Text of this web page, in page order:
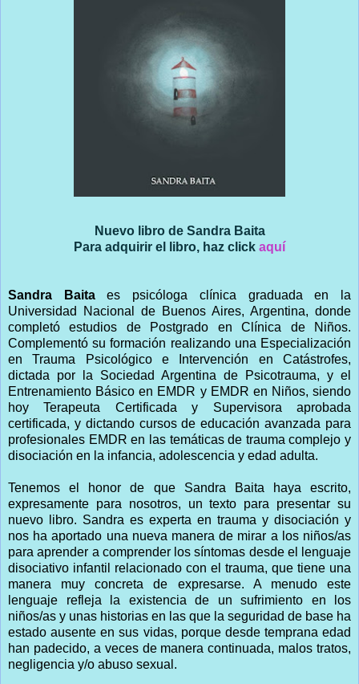
Nuevo libro de Sandra Baita
Para adquirir el libro, haz click aquí
Sandra Baitaes psicóloga clínica graduada en la
Universidad Nacional de Buenos Aires, Argentina, donde
completó estudios de Postgrado en Clínica de Niños.
Complementó su formación realizando una Especialización
en Trauma Psicológico e Intervención en Catástrofes,
dictada por la Sociedad Argentina de Psicotrauma, y el
Entrenamiento Básico en EMDR y EMDR en Niños, siendo
hoy Terapeuta Certificada y Supervisora aprobada
certificada, y dictando cursos de educación avanzada para
profesionales EMDR en las temáticas de trauma complejo y
disociación en la infancia, adolescencia y edad adulta.
Tenemos el honor de que Sandra Baita haya escrito,
expresamente para nosotros, un texto para presentar su
nuevo libro. Sandra es experta en trauma y disociación y
nos ha aportado una nueva manera de mirar a los niños/as
para aprender a comprender los síntomas desde el lenguaje
disociativo infantil relacionado con el trauma, que tiene una
manera muy concreta de expresarse. A menudo este
lenguaje refleja la existencia de un sufrimiento en los
niños/as y unas historias en las que la seguridad de base ha
estado ausente en sus vidas, porque desde temprana edad
han padecido, a veces de manera continuada, malos tratos,
negligencia y/o abuso sexual.